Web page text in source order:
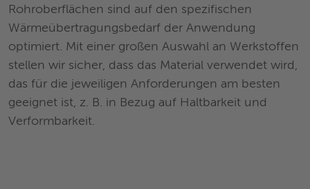
Rohroberflächen sind auf den spezifischen
Wärmeübertragungsbedarf der Anwendung
optimiert. Mit einer großen Auswahl an Werkstoffen
stellen wir sicher, dass das Material verwendet wird,
das für die jeweiligen Anforderungen am besten
geeignet ist, z. B. in Bezug auf Haltbarkeit und
Verformbarkeit.